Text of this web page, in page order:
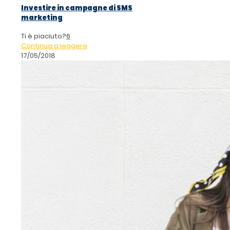
Investire in campagne di SMS
marketing
Ti è piaciuto?6
Continua a leggere
17/05/2018